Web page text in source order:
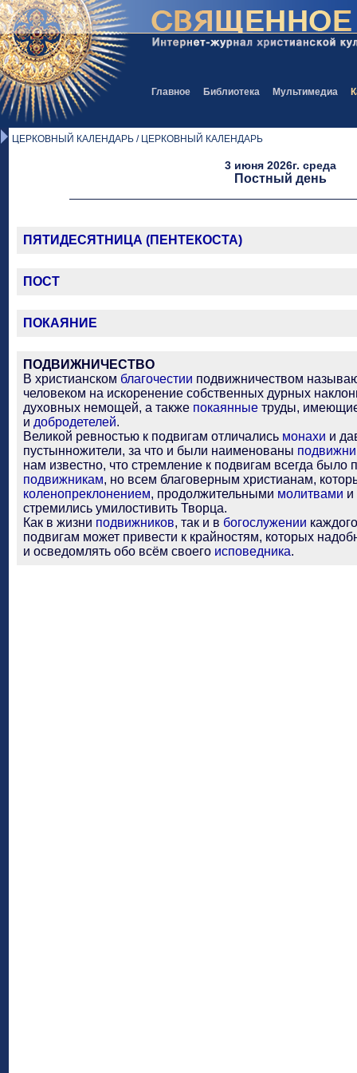
Главное Библиотека Мультимедиа
ЦЕРКОВНЫЙ КАЛЕНДАРЬ / ЦЕРКОВНЫЙ КАЛЕНДАРЬ
3 июня 2026г. среда
Постный день
ПЯТИДЕСЯТНИЦА (ПЕНТЕКОСТА)
ПОСТ
ПОКАЯНИЕ
ПОДВИЖНИЧЕСТВО
В христианском благочестии подвижничеством
человеком на искоренение собственных дурных
духовных немощей, а также покаянные труды,
и добродетелей.
Великой ревностью к подвигам отличались монахи и
пустынножители, за что и были наименованы
нам известно, что стремление к подвигам всегда было
подвижникам, но всем благоверным христианам,
коленопреклонением, продолжительными молитвами и
стремились умилостивить Творца.
Как в жизни подвижников, так и в богослужении
подвигам может привести к крайностям, которых
и осведомлять обо всём своего исповедника.